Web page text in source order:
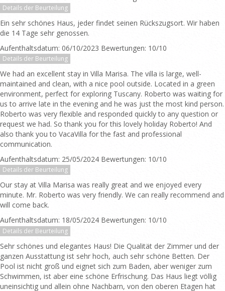
Details der Beurteilung
Ein sehr schönes Haus, jeder findet seinen Rückszugsort. Wir haben
die 14 Tage sehr genossen.
Aufenthaltsdatum: 06/10/2023 Bewertungen: 10/10
Details der Beurteilung
We had an excellent stay in Villa Marisa. The villa is large, well-
maintained and clean, with a nice pool outside. Located in a green
environment, perfect for exploring Tuscany. Roberto was waiting for
us to arrive late in the evening and he was just the most kind person.
Roberto was very flexible and responded quickly to any question or
request we had. So thank you for this lovely holiday Roberto! And
also thank you to VacaVilla for the fast and professional
communication.
Aufenthaltsdatum: 25/05/2024 Bewertungen: 10/10
Details der Beurteilung
Our stay at Villa Marisa was really great and we enjoyed every
minute. Mr. Roberto was very friendly. We can really recommend and
will come back.
Aufenthaltsdatum: 18/05/2024 Bewertungen: 10/10
Details der Beurteilung
Sehr schönes und elegantes Haus! Die Qualität der Zimmer und der
ganzen Ausstattung ist sehr hoch, auch sehr schöne Betten. Der
Pool ist nicht groß und eignet sich zum Baden, aber weniger zum
Schwimmen, ist aber eine schöne Erfrischung. Das Haus liegt völlig
uneinsichtig und allein ohne Nachbarn, von den oberen Etagen hat